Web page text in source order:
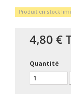
Produit en stock
4,80 €
Quantité